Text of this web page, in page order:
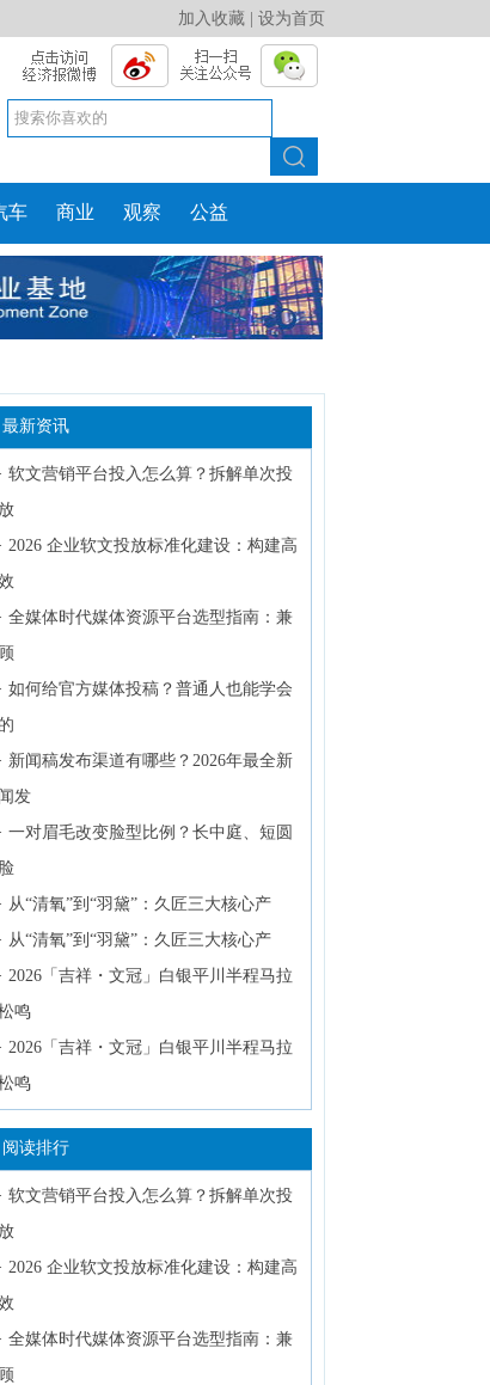
加入收藏| 设为首页
车 商业 观察 公益
最新资讯
· 软文营销平台投入怎么算？拆解单次投
放
· 2026 企业软文投放标准化建设：构建高
· 全媒体时代媒体资源平台选型指南：兼
顾
· 如何给官方媒体投稿？普通人也能学会
的
· 新闻稿发布渠道有哪些？2026年最全新
闻发
· 一对眉毛改变脸型比例？长中庭、短圆
脸
· 从“清氧”到“羽黛”：久匠三大核心产
· 从“清氧”到“羽黛”：久匠三大核心产
· 2026「吉祥・文冠」白银平川半程马拉
鸣
· 2026「吉祥・文冠」白银平川半程马拉
鸣
阅读排行
· 软文营销平台投入怎么算？拆解单次投
放
· 2026 企业软文投放标准化建设：构建高
· 全媒体时代媒体资源平台选型指南：兼
顾